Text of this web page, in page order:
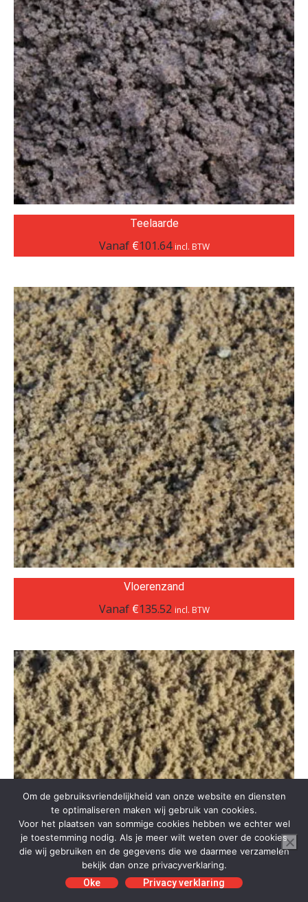
Teelaarde
Vanaf €101.64 incl. BTW
Vloerenzand
Vanaf €135.52 incl. BTW
Om de gebruiksvriendelijkheid van onze website en diensten
te optimaliseren maken wij gebruik van cookies.
Voor het plaatsen van sommige cookies hebben we echter wel
je toestemming nodig. Als je meer wilt weten over de cookies
die wij gebruiken en de gegevens die we daarmee verzamelen
bekijk dan onze privacyverklaring.
Oke
Privacy verklaring